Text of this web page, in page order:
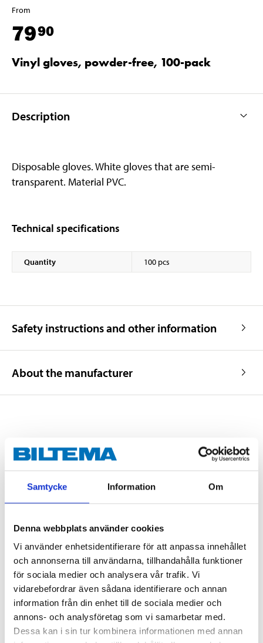
Samtycke Information Om
Denna webbplats använder cookies
Vi använder enhetsidentifierare för att anpassa innehållet
och annonserna till användarna, tillhandahålla funktioner
för sociala medier och analysera vår trafik. Vi
vidarebefordrar även sådana identifierare och annan
information från din enhet till de sociala medier och
annons- och analysföretag som vi samarbetar med.
Dessa kan i sin tur kombinera informationen med annan
From
7990
Vinyl gloves, powder-free, 100-pack
Description
Disposable gloves. White gloves that are semi-
transparent. Material PVC.
Technical specifications
Quantity 100 pcs
Safety instructions and other information
About the manufacturer
Vinyl gloves, powder-free, 100-
pack, size S
38-935
small
7990
Vinyl gloves, powder-free, 100-
pack, size L
38-937